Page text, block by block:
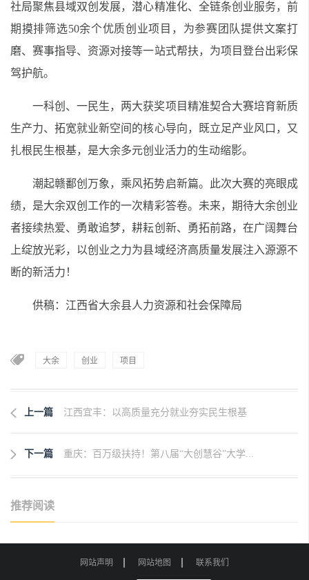
社局聚焦县域双创发展，潜心精准化、全链条创业服务，前
期摸排筛选50余个优质创业项目，为参赛团队提供文案打
磨、赛事指导、资源对接等一站式帮扶，为项目登台出彩保
驾护航。
一科创、一民生，两大获奖项目精准契合大赛培育新质
生产力、拓宽就业新空间的核心导向，既立足产业风口，又
扎根民生根基，是大余多元创业活力的生动缩影。
潮起赣鄱创万象，乘风拓势启新篇。此次大赛的亮眼成
绩，是大余双创工作的一次精彩答卷。未来，期待大余创业
者接续热爱、勇敢追梦，耕耘创新、勇拓前路，在广阔舞台
上绽放光彩，以创业之力为县域经济高质量发展注入源源不
断的新活力！
供稿：江西省大余县人力资源和社会保障局
大余 创业 项目
上一篇 江西宜丰：以高质量充分就业夯实民生根基
下一篇 重庆：百万级扶持！第八届“大创慧谷”大学...
推荐阅读
网站声明 网站地图 联系我们